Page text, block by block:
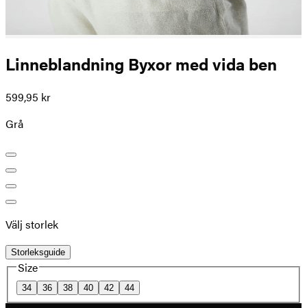
Linneblandning Byxor med vida ben
599,95 kr
Grå
Välj storlek
Storleksguide
Size
34 36 38 40 42 44